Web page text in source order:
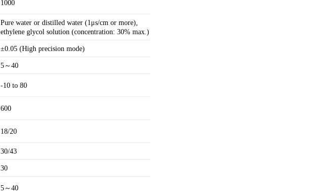
1000
Pure water or distilled water (1μs/cm or more),
ethylene glycol solution (concentration: 30% max.)
±0.05 (High precision mode)
5～40
-10 to 80
600
18/20
30/43
30
5～40